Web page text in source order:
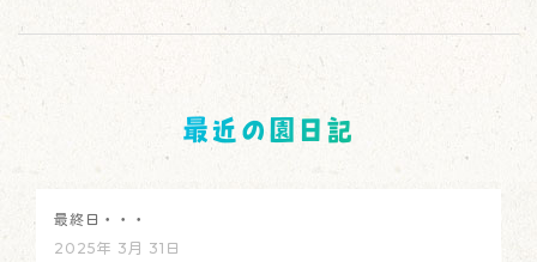
最近の園日記
最終日・・・
2025年 3月 31日